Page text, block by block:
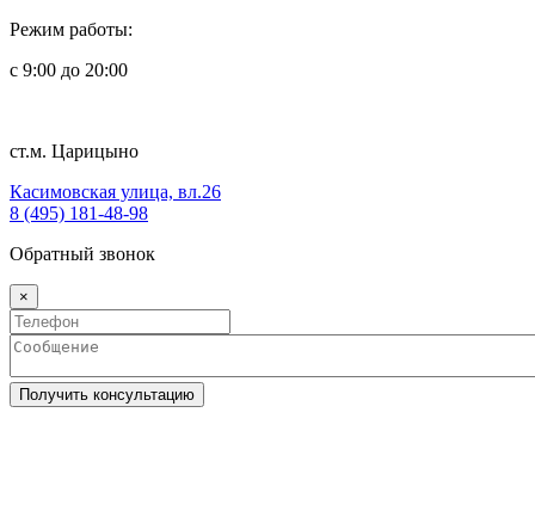
Режим работы:
с 9:00 до 20:00
ст.м. Царицыно
Касимовская улица, вл.26
8 (495) 181-48-98
Обратный звонок
×
Получить консультацию